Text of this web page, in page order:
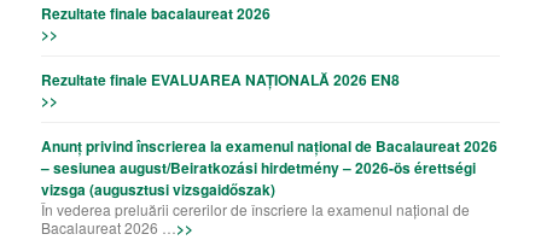
Rezultate finale bacalaureat 2026
>>
Rezultate finale EVALUAREA NAȚIONALĂ 2026 EN8
>>
Anunț privind înscrierea la examenul național de Bacalaureat 2026
– sesiunea august/Beiratkozási hirdetmény – 2026-ös érettségi
vizsga (augusztusi vizsgaidőszak)
În vederea preluării cererilor de înscriere la examenul național de
Bacalaureat 2026 … >>